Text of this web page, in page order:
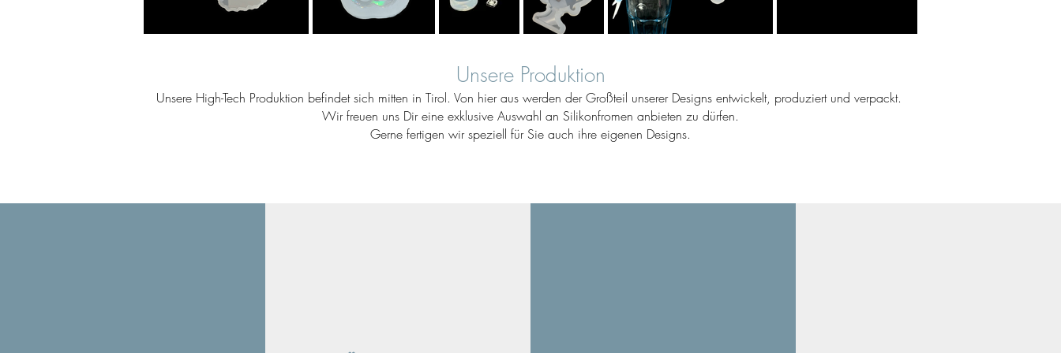
Unsere Produktion
Unsere High-Tech Produktion befindet sich mitten in Tirol. Von hier aus werden der Großteil unserer Designs entwickelt, produziert und verpackt.
Wir freuen uns Dir eine exklusive Auswahl an Silikonfromen anbieten zu dürfen.
Gerne fertigen wir speziell für Sie auch ihre eigenen Designs.